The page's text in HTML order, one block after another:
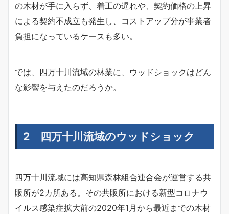
の木材が手に入らず、着工の遅れや、契約価格の上昇
による契約不成立も発生し、コストアップ分が事業者
負担になっているケースも多い。
では、四万十川流域の林業に、ウッドショックはどん
な影響を与えたのだろうか。
2 四万十川流域のウッドショック
四万十川流域には高知県森林組合連合会が運営する共
販所が2カ所ある。その共販所における新型コロナウ
イルス感染症拡大前の2020年1月から最近までの木材